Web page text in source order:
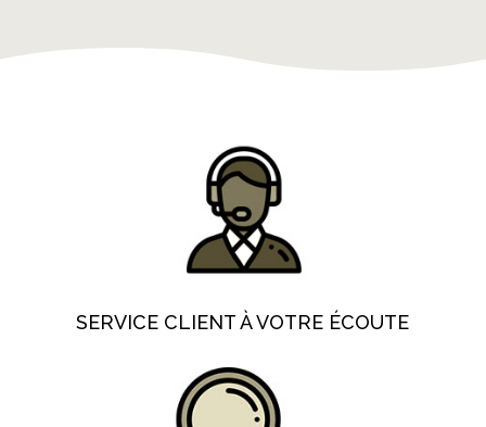
SERVICE CLIENT À VOTRE ÉCOUTE